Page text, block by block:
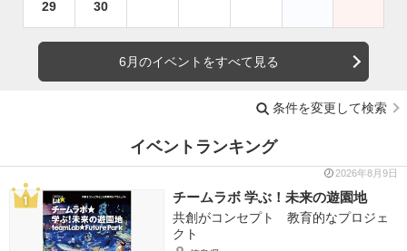
29 30
6月のイベントをすべて見る
条件を変更して検索
イベントランキング
2026年8月9日
チームラボ 学ぶ！未来の遊園地
共創がコンセプト 教育的なプロジェ
クト